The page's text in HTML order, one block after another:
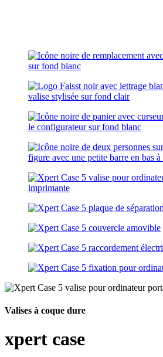
Valises à coque dure
xpert case